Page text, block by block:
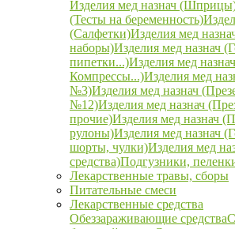
Изделия мед назнач
(Тесты на беременность)
(Салфетки)Изделия мед
наборы)Изделия мед назнач
пипетки...)Изделия мед
Компрессы...)Изделия мед
№3)Изделия мед назнач
№12)Изделия мед назнач
прочие)Изделия мед назнач
рулоны)Изделия мед назнач
шорты, чулки)Изделия мед
средства)Подгузники,
Лекарственные травы, сборы
Питательные смеси
Лекарственные средства
Обеззараживающие средства